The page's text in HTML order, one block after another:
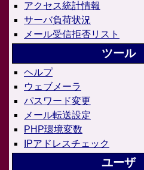
アクセス統計情報
サーバ負荷状況
メール受信拒否リスト
ツール
ヘルプ
ウェブメーラ
パスワード変更
メール転送設定
PHP環境変数
IPアドレスチェック
ユーザ